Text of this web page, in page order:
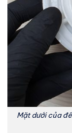
Mặt dưới của